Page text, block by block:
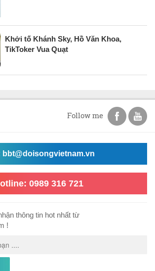
Khởi tố Khánh Sky, Hồ Văn Khoa,
TikToker Vua Quạt
Follow me
bbt@doisongvietnam.vn
0989 316 721
thông tin hot nhất từ
!